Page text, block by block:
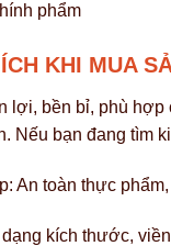
phẩm
KHI MUA
lợi, bền bỉ, phù
Nếu bạn đang tìm
An toàn thực
kích thước,